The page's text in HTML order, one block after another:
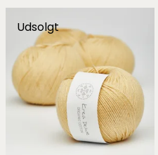
Udsolgt